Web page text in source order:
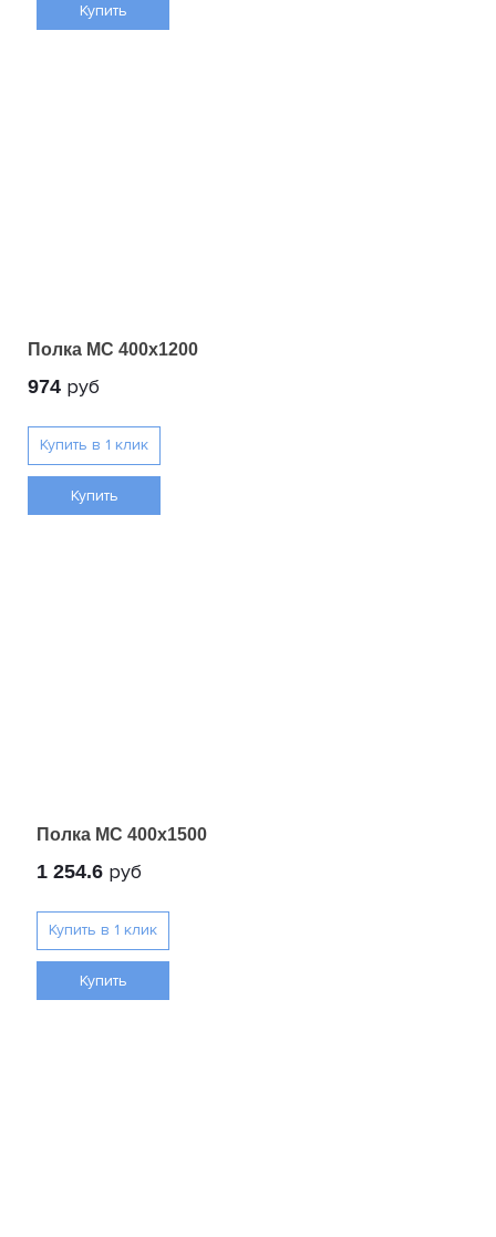
Купить
Полка МС 400х1200
974 руб
Купить
Полка МС 400х1500
1 254.6 руб
Купить